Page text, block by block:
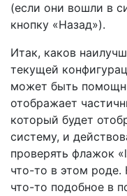
(если они вошли в
кнопку «Назад»).
Итак, каков
текущей
может быть
отображает
который будет
систему, и
проверять флажок
что-то в этом роде.
что-то подобное в